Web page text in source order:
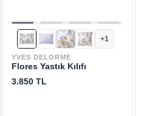
+1
YVES DELORME
Flores Yastık Kılıfı
3.850 TL